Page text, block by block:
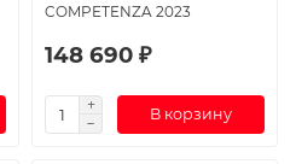
COMPETENZA 2023
148 690 ₽
В корзину